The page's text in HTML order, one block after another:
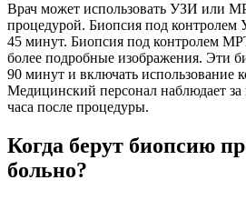
Врач может использовать УЗИ или
процедурой. Биопсия под
45 минут. Биопсия под контролем
более подробные изображения. Эти
90 минут и включать использование
Медицинский персонал наблюдает за
часа после процедуры.
Когда берут биопсию
больно?